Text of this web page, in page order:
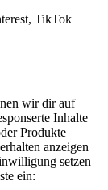
TikTok
wir dir auf
Inhalte
Produkte
anzeigen
setzen
ein: